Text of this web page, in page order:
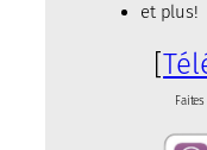
et plus!
[